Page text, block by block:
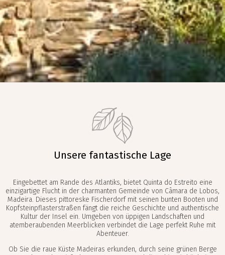
Unsere fantastische Lage
Eingebettet am Rande des Atlantiks, bietet Quinta do Estreito eine
einzigartige Flucht in der charmanten Gemeinde von Câmara de Lobos,
Madeira. Dieses pittoreske Fischerdorf mit seinen bunten Booten und
Kopfsteinpflasterstraßen fängt die reiche Geschichte und authentische
Kultur der Insel ein. Umgeben von üppigen Landschaften und
atemberaubenden Meerblicken verbindet die Lage perfekt Ruhe mit
Abenteuer.
Ob Sie die raue Küste Madeiras erkunden, durch seine grünen Berge